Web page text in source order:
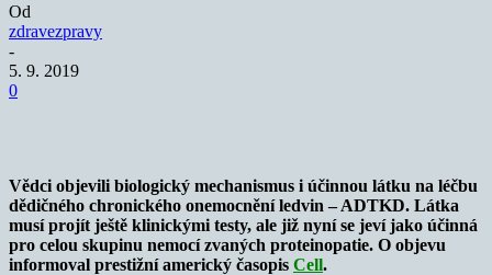
Od
zdravezpravy
-
5. 9. 2019
0
Vědci objevili biologický mechanismus i účinnou látku na léčbu
dědičného chronického onemocnění ledvin– ADTKD. Látka
musí projít ještě klinickými testy, ale již nyní se jeví jako účinná
pro celou skupinu nemocízvaných proteinopatie. O objevu
informoval prestižní americký časopis Cell.